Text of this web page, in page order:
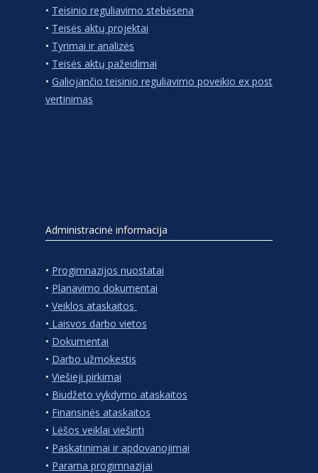
• Teisinio reguliavimo stebėsena
• Teisės aktų projektai
• Tyrimai ir analizės
• Teisės aktų pažeidimai
• Galiojančio teisinio reguliavimo poveikio ex post
vertinimas
Administracinė informacija
• Progimnazijos nuostatai
• Planavimo dokumentai
• Veiklos ataskaitos
• Laisvos darbo vietos
• Dokumentai
• Darbo užmokestis
• Viešieji pirkimai
• Biudžeto vykdymo ataskaitos
• Finansinės ataskaitos
• Lėšos veiklai viešinti
• Paskatinimai ir apdovanojimai
• Parama progimnazijai